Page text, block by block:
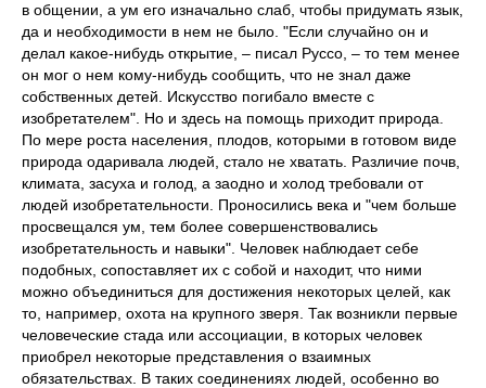
в общении, а ум его изначально слаб, чтобы придумать язык,
да и необходимости в нем не было. "Если случайно он и
делал какое-нибудь открытие, – писал Руссо, – то тем менее
он мог о нем кому-нибудь сообщить, что не знал даже
собственных детей. Искусство погибало вместе с
изобретателем". Но и здесь на помощь приходит природа.
По мере роста населения, плодов, которыми в готовом виде
природа одаривала людей, стало не хватать. Различие почв,
климата, засуха и голод, а заодно и холод требовали от
людей изобретательности. Проносились века и "чем больше
просвещался ум, тем более совершенствовались
изобретательность и навыки". Человек наблюдает себе
подобных, сопоставляет их с собой и находит, что ними
можно объединиться для достижения некоторых целей, как
то, например, охота на крупного зверя. Так возникли первые
человеческие стада или ассоциации, в которых человек
приобрел некоторые представления о взаимных
обязательствах. В таких соединениях людей, особенно во